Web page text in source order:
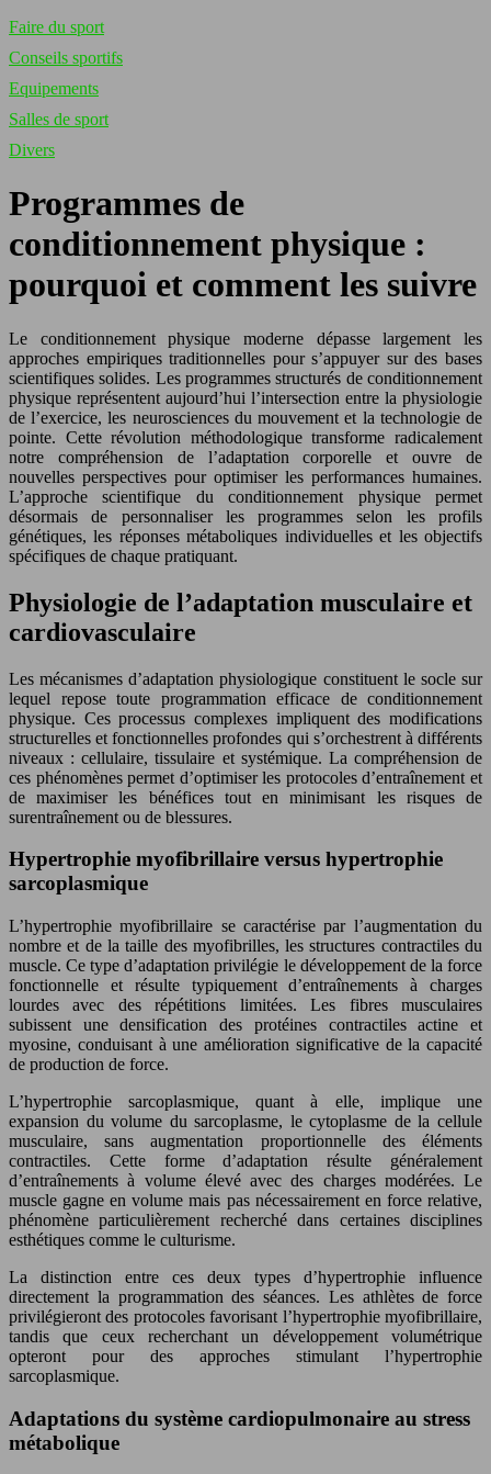
Faire du sport
Conseils sportifs
Equipements
Salles de sport
Divers
Programmes de
conditionnement physique :
pourquoi et comment les suivre
Le conditionnement physique moderne dépasse largement les
approches empiriques traditionnelles pour s’appuyer sur des bases
scientifiques solides. Les programmes structurés de conditionnement
physique représentent aujourd’hui l’intersection entre la physiologie
de l’exercice, les neurosciences du mouvement et la technologie de
pointe. Cette révolution méthodologique transforme radicalement
notre compréhension de l’adaptation corporelle et ouvre de
nouvelles perspectives pour optimiser les performances humaines.
L’approche scientifique du conditionnement physique permet
désormais de personnaliser les programmes selon les profils
génétiques, les réponses métaboliques individuelles et les objectifs
spécifiques de chaque pratiquant.
Physiologie de l’adaptation musculaire et
cardiovasculaire
Les mécanismes d’adaptation physiologique constituent le socle sur
lequel repose toute programmation efficace de conditionnement
physique. Ces processus complexes impliquent des modifications
structurelles et fonctionnelles profondes qui s’orchestrent à différents
niveaux : cellulaire, tissulaire et systémique. La compréhension de
ces phénomènes permet d’optimiser les protocoles d’entraînement et
de maximiser les bénéfices tout en minimisant les risques de
surentraînement ou de blessures.
Hypertrophie myofibrillaire versus hypertrophie
sarcoplasmique
L’hypertrophie myofibrillaire se caractérise par l’augmentation du
nombre et de la taille des myofibrilles, les structures contractiles du
muscle. Ce type d’adaptation privilégie le développement de la force
fonctionnelle et résulte typiquement d’entraînements à charges
lourdes avec des répétitions limitées. Les fibres musculaires
subissent une densification des protéines contractiles actine et
myosine, conduisant à une amélioration significative de la capacité
de production de force.
L’hypertrophie sarcoplasmique, quant à elle, implique une
expansion du volume du sarcoplasme, le cytoplasme de la cellule
musculaire, sans augmentation proportionnelle des éléments
contractiles. Cette forme d’adaptation résulte généralement
d’entraînements à volume élevé avec des charges modérées. Le
muscle gagne en volume mais pas nécessairement en force relative,
phénomène particulièrement recherché dans certaines disciplines
esthétiques comme le culturisme.
La distinction entre ces deux types d’hypertrophie influence
directement la programmation des séances. Les athlètes de force
privilégieront des protocoles favorisant l’hypertrophie myofibrillaire,
tandis que ceux recherchant un développement volumétrique
opteront pour des approches stimulant l’hypertrophie
sarcoplasmique.
Adaptations du système cardiopulmonaire au stress
métabolique